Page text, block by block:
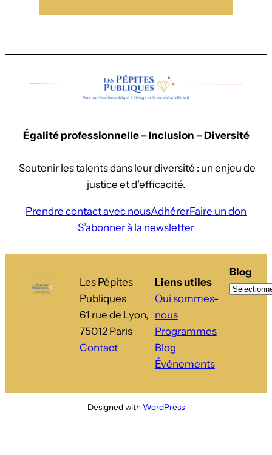
Égalité professionnelle – Inclusion – Diversité
Soutenir les talents dans leur diversité : un enjeu de
justice et d’efficacité.
Prendre contact avec nousAdhérerFaire un don
S’abonner à la newsletter
Les Pépites
Publiques
61 rue de Lyon,
75012 Paris
Contact
Liens utiles
Qui sommes-
nous
Programmes
Blog
Événements
Blog
Designed withWordPress